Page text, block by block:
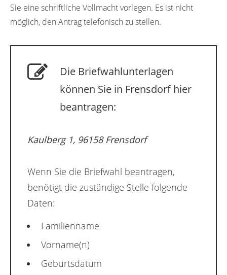
Sie eine schriftliche Vollmacht vorlegen. Es ist nicht
möglich, den Antrag telefonisch zu stellen.
Die Briefwahlunterlagen
können Sie in Frensdorf hier
beantragen:
Kaulberg 1, 96158 Frensdorf
Wenn Sie die Briefwahl beantragen,
benötigt die zuständige Stelle folgende
Daten:
Familienname
Vorname(n)
Geburtsdatum